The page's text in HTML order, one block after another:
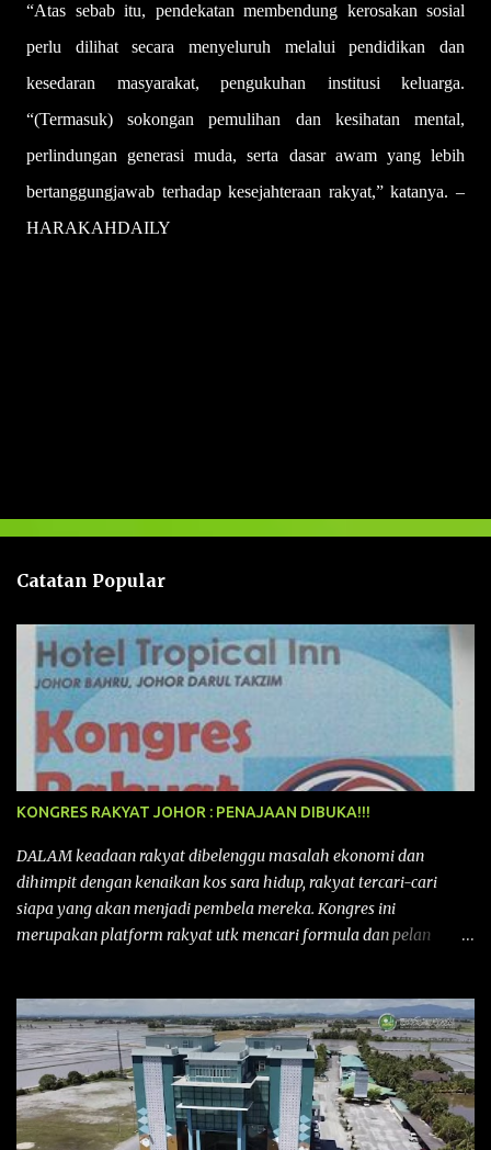
“Atas sebab itu, pendekatan membendung kerosakan sosial
perlu dilihat secara menyeluruh melalui pendidikan dan
kesedaran masyarakat, pengukuhan institusi keluarga.
“(Termasuk) sokongan pemulihan dan kesihatan mental,
perlindungan generasi muda, serta dasar awam yang lebih
bertanggungjawab terhadap kesejahteraan rakyat,” katanya. –
HARAKAHDAILY
a
n
Catatan Popular
KONGRES RAKYAT JOHOR : PENAJAAN DIBUKA!!!
DALAM keadaan rakyat dibelenggu masalah ekonomi dan
dihimpit dengan kenaikan kos sara hidup, rakyat tercari-cari
siapa yang akan menjadi pembela mereka. Kongres ini
merupakan platform rakyat utk mencari formula dan pelan
pertama yang telah diadakan pada 12 September 2015 di Shah
Alam, Selangor, di peringkat kebangsaan dengan tema
“MEMBINA MALAYSIA SEJAHTERA”, Kongre s Rakyat di
peringkat negeri-negeri mula diadakan. Isu-isu rakyat yang telah
ditimbulkan di peringkat kebangsaan termasuklah isu-isu
ekonomi, sosial, pendidikan, pengurusan sumber, kesihatan,